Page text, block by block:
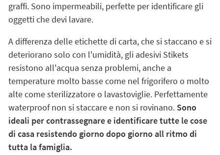
graffi. Sono impermeabili, perfette per identificare gli
oggetti che devi lavare.
A differenza delle etichette di carta, che si staccano e si
deteriorano solo con l'umidità, gli adesivi Stikets
resistono all'acqua senza problemi, anche a
temperature molto basse come nel frigorifero o molto
alte come sterilizzatore o lavastoviglie. Perfettamente
waterproof non si staccare e non si rovinano. Sono
ideali per contrassegnare e identificare tutte le cose
di casa resistendo giorno dopo giorno all ritmo di
tutta la famiglia.